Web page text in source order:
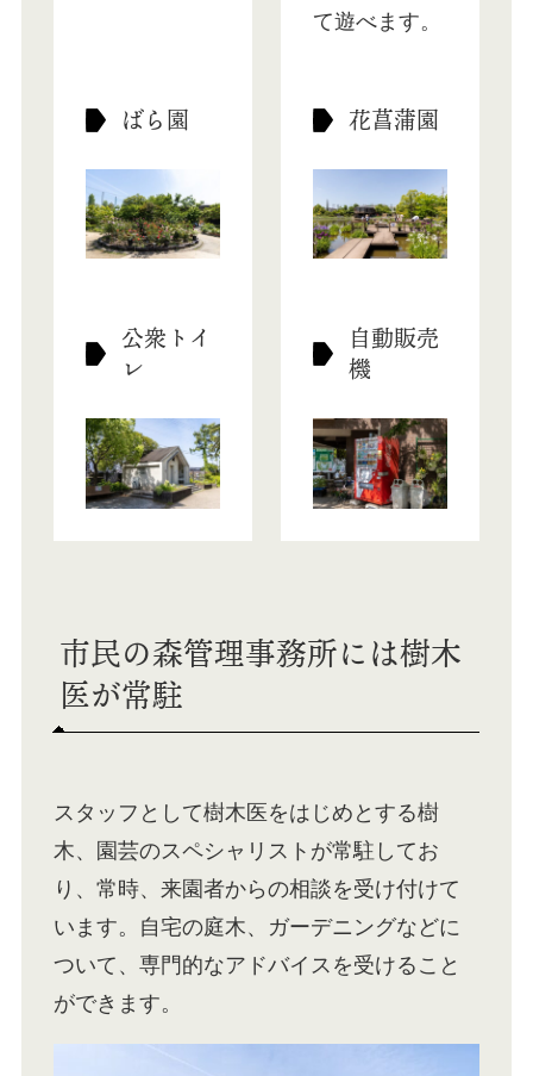
て遊べます。
ばら園 花菖蒲園
公衆トイ
レ
自動販売
機
市民の森管理事務所には樹木
医が常駐
スタッフとして樹木医をはじめとする樹
木、園芸のスペシャリストが常駐してお
り、常時、来園者からの相談を受け付けて
います。自宅の庭木、ガーデニングなどに
ついて、専門的なアドバイスを受けること
ができます。